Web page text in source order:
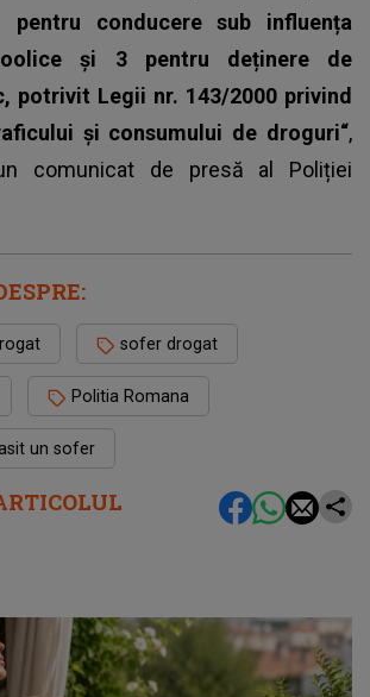
pentru conducere sub influența
și 3 pentru deținere de
potrivit Legii nr. 143/2000 privind
și consumului de droguri“,
comunicat de presă al Poliției
sofer drogat
Politia Romana
un sofer